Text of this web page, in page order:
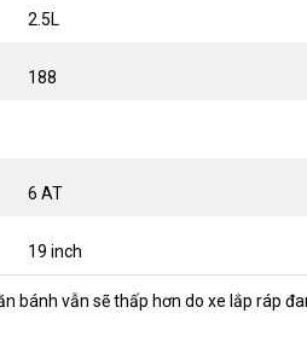
2.5L
188
6 AT
19 inch
bánh vẫn sẽ thấp hơn do xe lắp ráp